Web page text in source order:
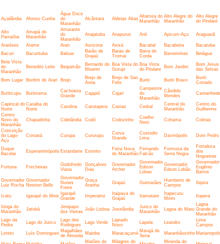
Açailândia Afonso Cunha
Água Doce
do
Maranhão
Alcântara Aldeias Altas Altamira do
Maranhão
Alto Alegre do
Maranhão
Alto Alegre
do Pindaré
Alto
Parnaíba
Amapá do
Maranhão
Amarante
do
Maranhão
Anajatuba Anapurus Anil Apicum-Açu Araguanã
Araióses Arame Arari Aurizona Axixá Bacabal Bacabeira
Bacatuba
Bacuri
Bacurituba Balsas
Barão de
Grajaú
Barao de
Tromai
Barra do
Corda
Barreirinhas
Belágua
Bela Vista
do
Maranhão
Benedito Leite Bequimão
Bernardo do
Mearim
Boa Vista do
Gurupi
Boa Vista
do Pindare
Bom Jardim
Bom Jesus
das Selvas
Bom Lugar Bonfim do Arari Brejo
Brejo de
Areia
Brejo de Sao
Felix
Buriti Buriti Bravo
Buriti
Cortado
Buriticupu Buritirama
Cachoeira
Grande
Cajapió Cajari
Campestre
do
Maranhão
Cândido
Mendes
Cantanhede
Capinzal do
Norte
Caraiba do
Norte
Carolina Carutapera Caxias Cedral
Central do
Maranhão
Centro do
Guilherme
Centro
Novo do
Maranhão
Chapadinha Cidelândia Codó Codozinho
Coelho
Neto
Cohama Colinas
Conceição
do Lago-
Açu
Coroatá Curupa Cururupu
Curva
Grande
Custodio
Lima
Davinópolis Dom Pedro
Duque
Bacelar
Esperantinópolis Estandarte Estreito
Feira Nova
do Maranhão
Fernando
Falcão
Formosa da
Serra Negra
Fortaleza
dos
Nogueiras
Fortuna Frecheiras
Godofredo
Viana
Gonçalves
Dias
Governador
Archer
Governador
Edison
Lobao
Governador
Edson Lobão
Governador
Eugênio
Barros
Governador
Luiz Rocha
Governador
Newton Bello
Governador
Nunes
Freire
Graça
Aranha
Grajaú Guimarães Humberto de
Campos
Ibipira
Icatu Igarapé do Meio Igarapé
Grande
Imperatriz
Itaipava do
Grajaú
Itamatare
Itapecuru
Mirim
Itapera
Itinga do
Maranhão
Jatobá
Jenipapo
dos Vieiras João Lisboa Joselândia
Junco do
Maranhão
Lagoa do Mato
Lagoa
Grande do
Maranhão
Lago da
Pedra
Lago do Junco
Lago dos
Rodrigues
Lago Verde
Lajeado
Novo
Lapela Leandro
Lima
Campos
Loreto
Luís Domingues Magalhães
de Almeida Maioba Maracaçumé Marajá do
Sena
Maranhãozinho
Matões do
Milagres do
Miranda do